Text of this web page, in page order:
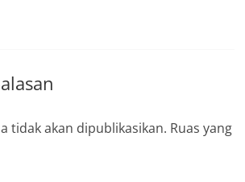
tidak akan dipublikasikan. Ruas yang